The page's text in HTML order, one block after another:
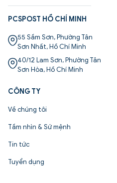
PCSPOST HỒ CHÍ MINH
55 Sầm Sơn, Phường Tân
Sơn Nhất, Hồ Chí Minh
40/12 Lam Sơn, Phường Tân
Sơn Hòa, Hồ Chí Minh
CÔNG TY
Về chúng tôi
Tầm nhìn & Sứ mệnh
Tin tức
Tuyển dụng